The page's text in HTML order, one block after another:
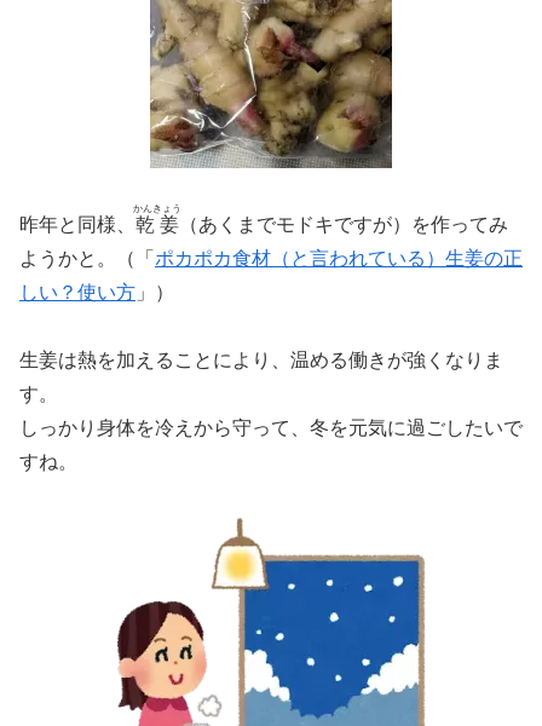
昨年と同様、 乾姜
かんきょう
（あくまでモドキですが）を作ってみ
ようかと。（「 ポカポカ食材（と言われている）生姜の正
しい？使い方 」）
生姜は熱を加えることにより、温める働きが強くなりま
す。
しっかり身体を冷えから守って、冬を元気に過ごしたいで
すね。